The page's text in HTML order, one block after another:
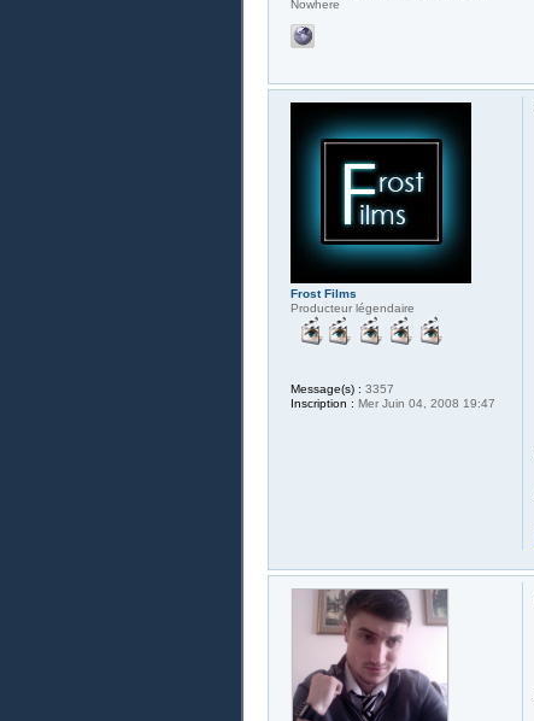
Nowhere
Frost Films
Producteur légendaire
Message(s) : 3357
Inscription : Mer Juin 04, 2008 19:47